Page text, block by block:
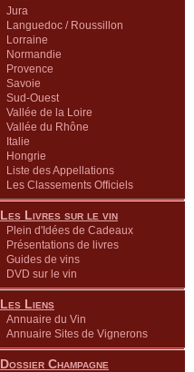
Jura
Languedoc / Roussillon
Lorraine
Normandie
Provence
Savoie
Sud-Ouest
Vallée de la Loire
Vallée du Rhône
Italie
Hongrie
Liste des Appellations
Les Classements Officiels
Les Livres sur le vin
Plein d'Idées de Cadeaux
Présentations de livres
Guides de vins
DVD sur le vin
Les Liens
Annuaire du Vin
Annuaire Sites de Vignerons
Dossier Champagne